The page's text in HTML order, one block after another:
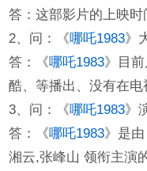
答：这部影片的上映时
2、问：《哪吒1983》
答：《哪吒1983》目
酷、等播出、没有在电
3、问：《哪吒1983》
答：《哪吒1983》是
湘云,张峰山 领衔主演